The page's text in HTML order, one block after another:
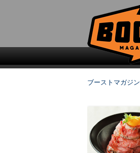
ブーストマガジン